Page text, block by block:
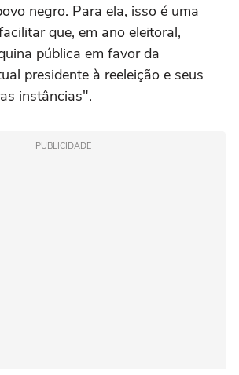
negro. Para ela, isso é uma
que, em ano eleitoral,
pública em favor da
presidente à reeleição e seus
instâncias".
PUBLICIDADE